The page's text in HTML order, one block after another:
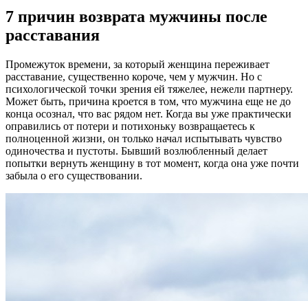
7 причин возврата мужчины после
расставания
Промежуток времени, за который женщина переживает
расставание, существенно короче, чем у мужчин. Но с
психологической точки зрения ей тяжелее, нежели партнеру.
Может быть, причина кроется в том, что мужчина еще не до
конца осознал, что вас рядом нет. Когда вы уже практически
оправились от потери и потихоньку возвращаетесь к
полноценной жизни, он только начал испытывать чувство
одиночества и пустоты. Бывший возлюбленный делает
попытки вернуть женщину в тот момент, когда она уже почти
забыла о его существовании.